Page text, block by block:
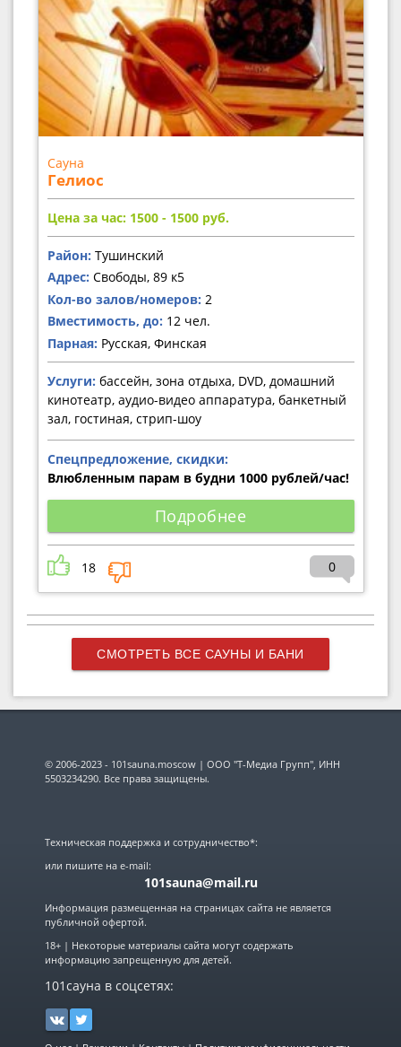
Сауна
Гелиос
Цена за час: 1500 - 1500 руб.
Район: Тушинский
Адрес: Свободы, 89 к5
Кол-во залов/номеров: 2
Вместимость, до: 12 чел.
Парная: Русская, Финская
Услуги: бассейн, зона отдыха, DVD, домашний
кинотеатр, аудио-видео аппаратура, банкетный
зал, гостиная, стрип-шоу
Спецпредложение, скидки:
Влюбленным парам в будни 1000 рублей/час!
Подробнее
18 0
СМОТРЕТЬ ВСЕ САУНЫ И БАНИ
© 2006-2023 - 101sauna.moscow | ООО "Т-Медиа Групп", ИНН
5503234290. Все права защищены.
Техническая поддержка и сотрудничество*:
или пишите на e-mail:
101sauna@mail.ru
Информация размещенная на страницах сайта не является
публичной офертой.
18+ | Некоторые материалы сайта могут содержать
информацию запрещенную для детей.
101сауна в соцсетях: